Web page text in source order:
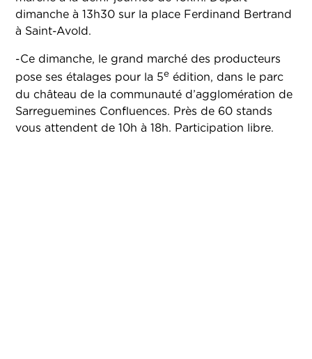
dimanche à 13h30 sur la place Ferdinand Bertrand
à Saint-Avold.
-Ce dimanche, le grand marché des producteurs
pose ses étalages pour la 5e édition, dans le parc
du château de la communauté d’agglomération de
Sarreguemines Confluences. Près de 60 stands
vous attendent de 10h à 18h. Participation libre.